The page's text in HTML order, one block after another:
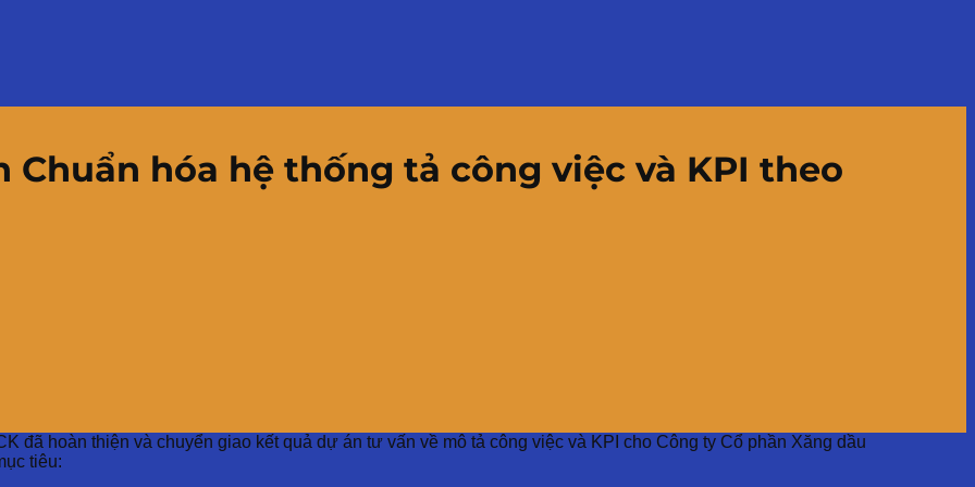
Chuẩn hóa hệ thống tả công việc và KPI theo
đã hoàn thiện và chuyển giao kết quả dự án tư vấn về mô tả công việc và KPI cho Công ty Cổ phần Xăng dầu
tiêu: